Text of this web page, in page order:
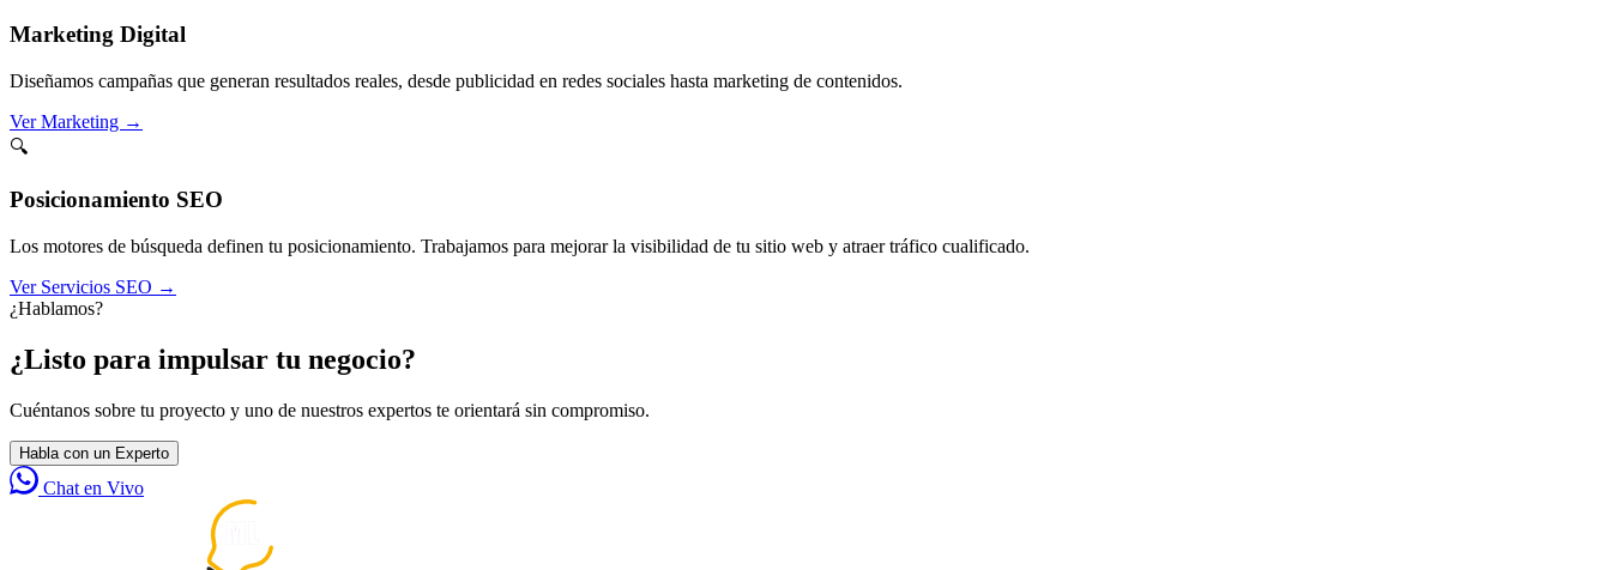
Marketing Digital
Diseñamos campañas que generan resultados reales, desde publicidad en redes sociales hasta marketing de contenidos.
Ver Marketing →
🔍
Posicionamiento SEO
Los motores de búsqueda definen tu posicionamiento. Trabajamos para mejorar la visibilidad de tu sitio web y atraer tráfico cualificado.
Ver Servicios SEO →
¿Hablamos?
¿Listo para impulsar tu negocio?
Cuéntanos sobre tu proyecto y uno de nuestros expertos te orientará sin compromiso.
Habla con un Experto
Chat en Vivo